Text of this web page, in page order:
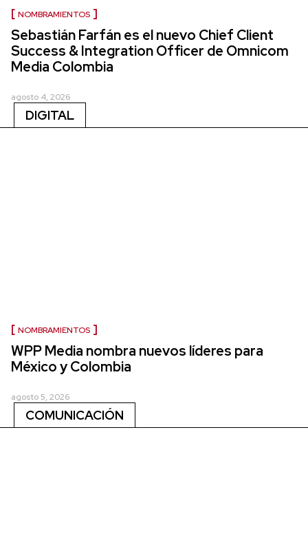
NOMBRAMIENTOS
Sebastián Farfán es el nuevo Chief Client
Success & Integration Officer de Omnicom
Media Colombia
agosto 4, 2026
DIGITAL
NOMBRAMIENTOS
WPP Media nombra nuevos líderes para
México y Colombia
agosto 5, 2026
COMUNICACIÓN